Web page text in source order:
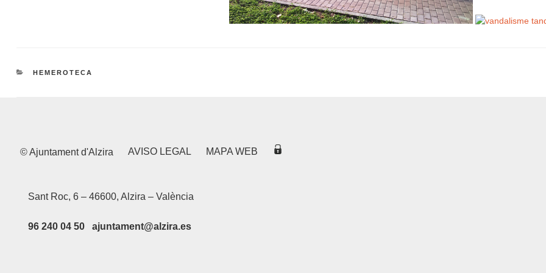
CATEGORIES
HEMEROTECA
© Ajuntament d'Alzira AVISO LEGAL MAPA WEB
Sant Roc, 6 – 46600, Alzira – València
96 240 04 50 ajuntament@alzira.es